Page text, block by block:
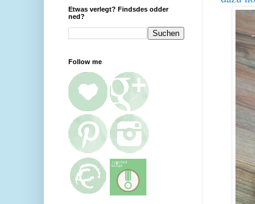
Etwas verlegt? Findsdes odder
ned?
Follow me